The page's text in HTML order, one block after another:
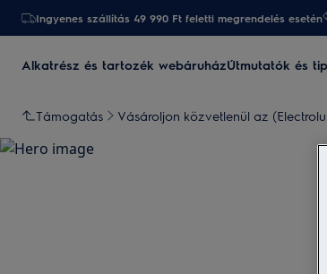
Ingyenes szállítás 49 990 Ft feletti megrendelés esetén
Alkatrész és tartozék webáruházÚtmutatók és
Támogatás Vásároljon közvetlenül az